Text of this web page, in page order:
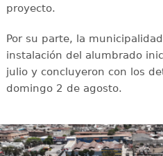
proyecto.
Por su parte, la
instalación del alumbrado
julio y concluyeron con los
domingo 2 de agosto.